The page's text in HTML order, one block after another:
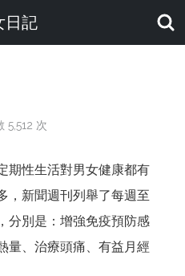
日記
5,512 次
期性生活對男女健康都有
，新聞週刊列舉了每週至
分別是：增強免疫預防感
量、治療頭痛、有益月經